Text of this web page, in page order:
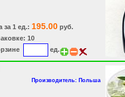
за 1 ед.: 195.00руб.
10
ед.
Производитель: Польша